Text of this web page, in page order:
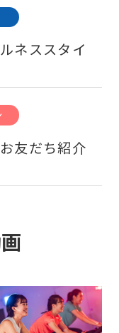
ネススタイ
友だち紹介
ーしよう。